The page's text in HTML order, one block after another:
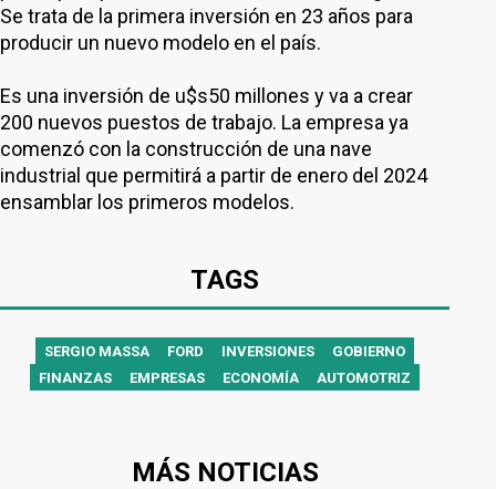
Se trata de la primera inversión en 23 años para
producir un nuevo modelo en el país.
Es una inversión de u$s50 millones y va a crear
200 nuevos puestos de trabajo. La empresa ya
comenzó con la construcción de una nave
industrial que permitirá a partir de enero del 2024
ensamblar los primeros modelos.
TAGS
SERGIO MASSA FORD INVERSIONES
GOBIERNO
FINANZAS
EMPRESAS ECONOMÍA AUTOMOTRIZ
MÁS NOTICIAS